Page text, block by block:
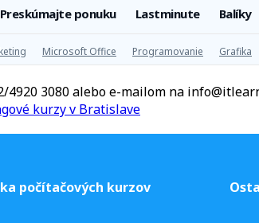
ponuku Lastminute Balíky
Microsoft Office Programovanie Grafika
3080 alebo e-mailom na
počítačových kurzov